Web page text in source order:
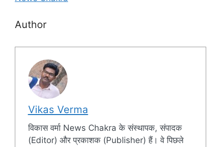
Author
Vikas Verma
विकास वर्मा News Chakra के संस्थापक, संपादक
(Editor) और प्रकाशक (Publisher) हैं। वे पिछले